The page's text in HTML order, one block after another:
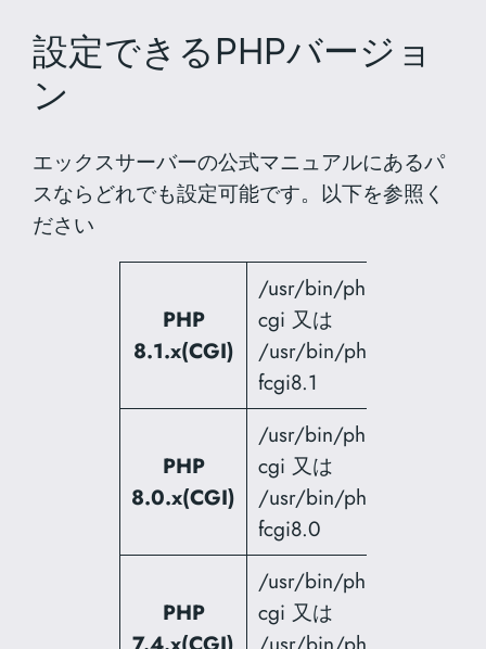
設定できるPHPバージョ
ン
エックスサーバーの公式マニュアルにあるパ
スならどれでも設定可能です。以下を参照く
ださい
PHP
8.1.x(CGI)
/usr/bin/php8.1-
cgi 又は
/usr/bin/php-
fcgi8.1
PHP
8.0.x(CGI)
/usr/bin/php8.0-
cgi 又は
/usr/bin/php-
fcgi8.0
PHP
/usr/bin/php7.4-
cgi 又は